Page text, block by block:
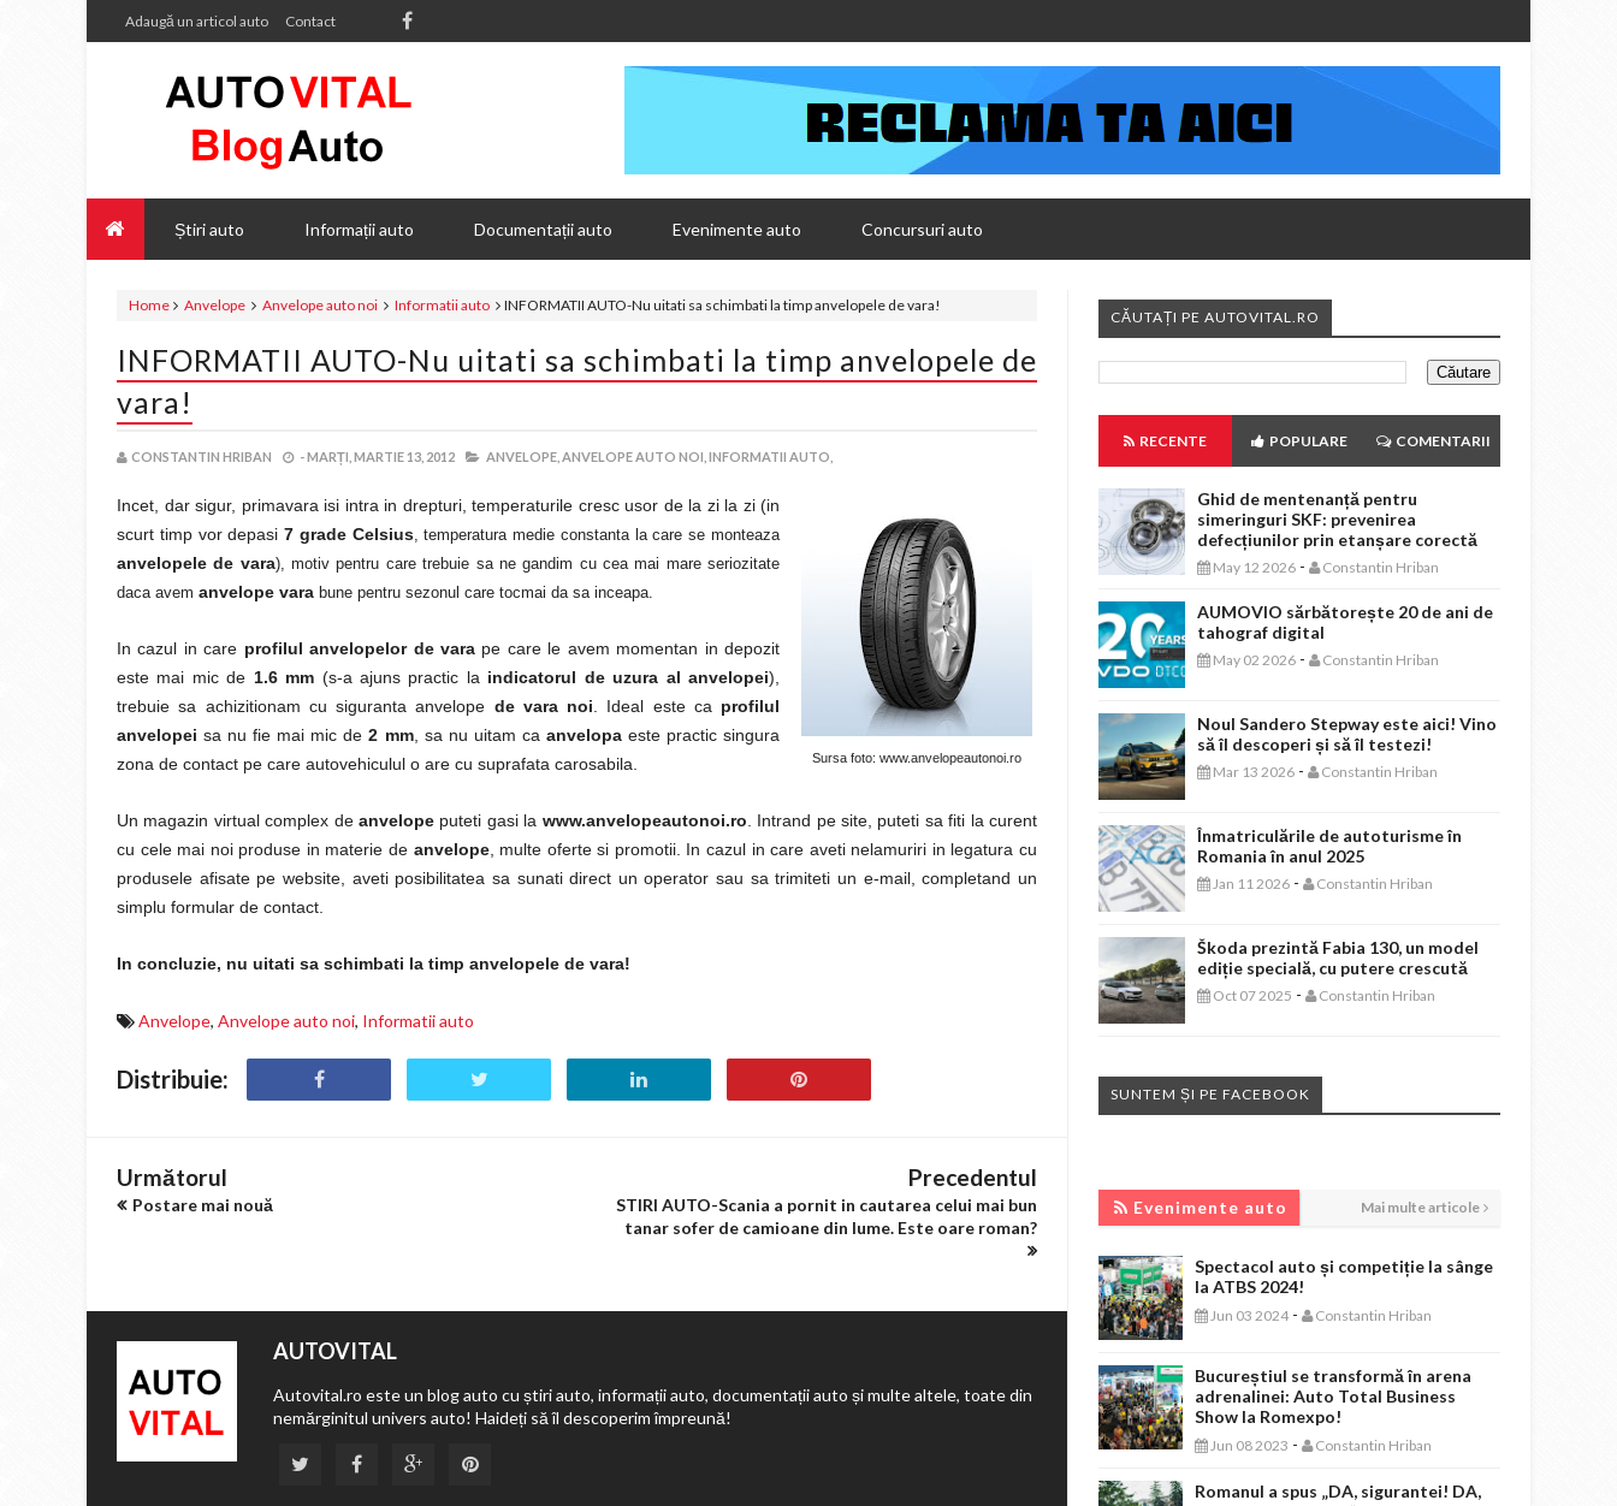
Adaugă un articol auto Contact
Știri auto Informații auto Documentații auto Evenimente auto Concursuri auto
Home Anvelope Anvelope auto noi Informatii auto INFORMATII AUTO-Nu uitati sa schimbati la timp anvelopele de vara!
INFORMATII AUTO-Nu uitati sa schimbati la timp anvelopele de
vara!
CONSTANTIN HRIBAN -MARȚI, MARTIE 13, 2012 ANVELOPE, ANVELOPE AUTO NOI, INFORMATII AUTO,
Sursa foto: www.anvelopeautonoi.ro
Incet, dar sigur, primavara isi intra in drepturi, temperaturile cresc usor de la zi la zi (in
scurt timp vor depasi7 grade Celsius, temperatura medie constanta la care se monteaza
anvelopele de vara), motiv pentru care trebuie sa ne gandim cu cea mai mare seriozitate
daca avem anvelope vara bune pentru sezonul care tocmai da sa inceapa.
In cazul in care profilul anvelopelor de vara pe care le avem momentan in depozit
este mai mic de 1.6 mm (s-a ajuns practic la indicatorul de uzura al anvelopei),
trebuie sa achizitionam cu siguranta anvelope de vara noi . Ideal este ca profilul
anvelopei sa nu fie mai mic de2 mm, sa nu uitam ca anvelopaeste practic singura
zona de contact pe care autovehiculul o are cu suprafata carosabila.
Un magazin virtual complex deanvelope puteti gasi la www.anvelopeautonoi.ro . Intrand pe site, puteti sa fiti la curent
cu cele mai noi produse in materie de anvelope, multe oferte si promotii. In cazul in care aveti nelamuriri in legatura cu
produsele afisate pe website, aveti posibilitatea sa sunati direct un operator sau sa trimiteti un e-mail, completand un
simplu formular de contact.
In concluzie, nu uitati sa schimbati la timp anvelopele de vara!
Anvelope, Anvelope auto noi, Informatii auto
Distribuie:
Următorul
Postare mai nouă
Precedentul
STIRI AUTO-Scania a pornit in cautarea celui mai bun
tanar sofer de camioane din lume. Este oare roman?
AUTOVITAL
Autovital.ro este un blog auto cu știri auto, informații auto, documentații auto și multe altele, toate din
nemărginitul univers auto! Haideți să îl descoperim împreună!
CĂUTAȚI PE AUTOVITAL.RO
RECENTE POPULARE COMENTARII
Ghid de mentenanță pentru
simeringuri SKF: prevenirea
defecțiunilor prin etanșare corectă
May 12 2026 - Constantin Hriban
AUMOVIO sărbătorește 20 de ani de
tahograf digital
May 02 2026 - Constantin Hriban
Noul Sandero Stepway este aici! Vino
să îl descoperi și să îl testezi!
Mar 13 2026 - Constantin Hriban
Înmatriculările de autoturisme în
Romania în anul 2025
Jan 11 2026 - Constantin Hriban
Škoda prezintă Fabia 130, un model
ediție specială, cu putere crescută
Oct 07 2025 - Constantin Hriban
SUNTEM ȘI PE FACEBOOK
Evenimente auto Mai multe articole
Spectacol auto și competiție la sânge
la ATBS 2024!
Jun 03 2024 - Constantin Hriban
Bucureștiul se transformă în arena
adrenalinei: Auto Total Business
Show la Romexpo!
Jun 08 2023 - Constantin Hriban
Romanul a spus „DA, sigurantei! DA,